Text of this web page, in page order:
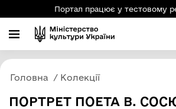
Портал працює у тестовому
Головна Колекції
ПОРТРЕТ ПОЕТА В.